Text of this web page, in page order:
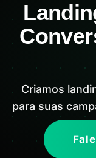
Criamos
para suas